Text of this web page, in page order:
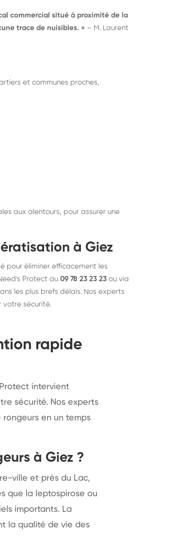
commercial situé à proximité de la
trace de nuisibles. » – M. Laurent
et communes proches,
aux alentours, pour assurer une
à Giez
pour éliminer efficacement les
Protect au 09 78 23 23 23 ou via
les plus brefs délais. Nos experts
votre sécurité.
rapide
intervient
sécurité. Nos experts
en un temps
à Giez ?
ville et près du Lac,
que la leptospirose ou
importants. La
la qualité de vie des